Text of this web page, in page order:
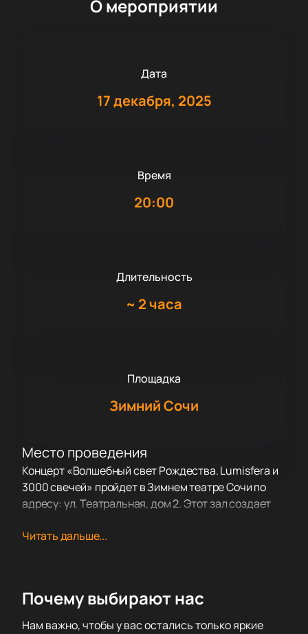
О мероприятии
Дата
17 декабря, 2025
Время
20:00
Длительность
~ 2 часа
Площадка
Зимний Сочи
Место проведения
Концерт «Волшебный свет Рождества. Lumisfera и
3000 свечей» пройдет в Зимнем театре Сочи по
адресу: ул. Театральная, дом 2. Этот зал создает
поэтому здесь особенно приятно слушать музыку.
Lumisfera и 3000 свечей» удивит гостей яркой
программой. Струнный коллектив Lumisfera
наполнит зал особым звучанием, а исполнители
Читать дальше...
Почему выбирают нас
Нам важно, чтобы у вас остались только яркие